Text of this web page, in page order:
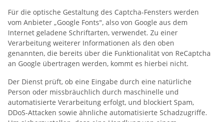
Für die optische Gestaltung des Captcha-Fensters werden
vom Anbieter „Google Fonts", also von Google aus dem
Internet geladene Schriftarten, verwendet. Zu einer
Verarbeitung weiterer Informationen als den oben
genannten, die bereits über die Funktionalität von ReCaptcha
an Google übertragen werden, kommt es hierbei nicht.
Der Dienst prüft, ob eine Eingabe durch eine natürliche
Person oder missbräuchlich durch maschinelle und
automatisierte Verarbeitung erfolgt, und blockiert Spam,
DDoS-Attacken sowie ähnliche automatisierte Schadzugriffe.